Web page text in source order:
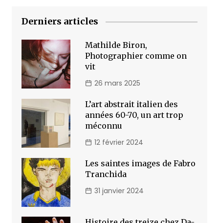
Derniers articles
Mathilde Biron,
Photographier comme on
vit
26 mars 2025
L’art abstrait italien des
années 60-70, un art trop
méconnu
12 février 2024
Les saintes images de Fabro
Tranchida
31 janvier 2024